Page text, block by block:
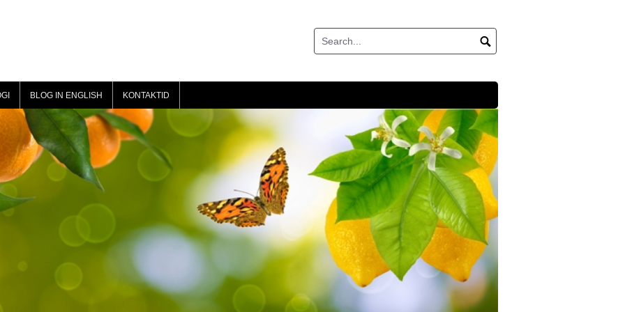
BLOG IN ENGLISH KONTAKTID